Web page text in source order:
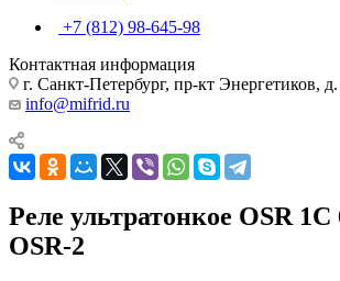
+7 (812) 98-645-98
Контактная информация
г. Санкт-Петербург, пр-кт Энергетиков,
info@mifrid.ru
Реле ультратонкое OSR
OSR-2